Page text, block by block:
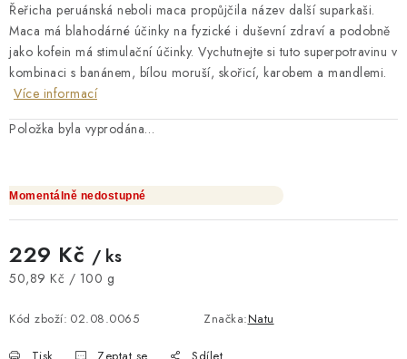
Řeřicha peruánská neboli maca propůjčila název další suparkaši.
Maca má blahodárné účinky na fyzické i duševní zdraví a podobně
jako kofein má stimulační účinky. Vychutnejte si tuto superpotravinu v
kombinaci s banánem, bílou moruší, skořicí, karobem a mandlemi.
Více informací
Položka byla vyprodána…
Momentálně nedostupné
229 Kč / ks
Měrná cena:
50,89 Kč / 100 g
Kód zboží: 02.08.0065 Značka:Natu